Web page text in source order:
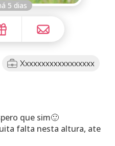
5 dias
Xxxxxxxxxxxxxxxxxx
que sim🙂
falta nesta altura, ate